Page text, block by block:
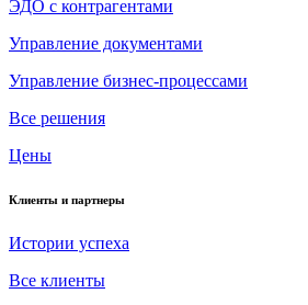
ЭДО с контрагентами
Управление документами
Управление бизнес-процессами
Все решения
Цены
Клиенты и партнеры
Истории успеха
Все клиенты